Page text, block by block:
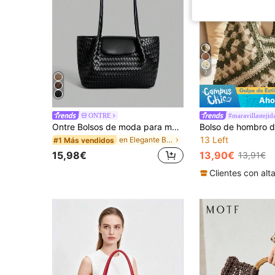
ONTRE
Ontre Bolsos de moda para mujer
#1 Más vendidos en Elegante Bolsos De Mano Para Mujer
15,98€
7
13 Left
13,90€ 13,91€